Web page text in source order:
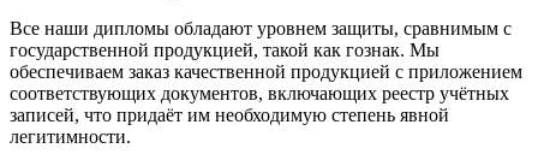
Все наши дипломы обладают уровнем защиты, сравнимым с
государственной продукцией, такой как гознак. Мы
обеспечиваем заказ качественной продукцией с приложением
соответствующих документов, включающих реестр учётных
записей, что придаёт им необходимую степень явной
легитимности.